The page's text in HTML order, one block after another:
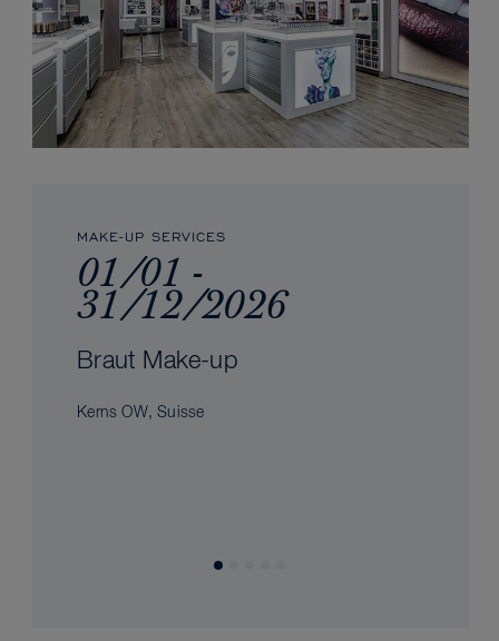
MAKE-UP SERVICES
01/01 -
31/12/2026
Braut Make-up
Kerns OW, Suisse